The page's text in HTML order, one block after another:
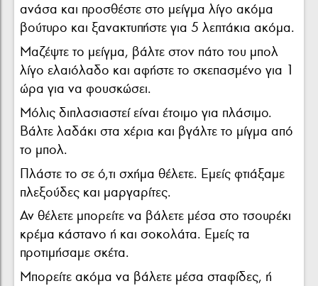
ανάσα και προσθέστε στο μείγμα λίγο ακόμα
βούτυρο και ξανακτυπήστε για 5 λεπτάκια ακόμα.
Μαζέψτε το μείγμα, βάλτε στον πάτο του μπολ
λίγο ελαιόλαδο και αφήστε το σκεπασμένο για 1
ώρα για να φουσκώσει.
Μόλις διπλασιαστεί είναι έτοιμο για πλάσιμο.
Βάλτε λαδάκι στα χέρια και βγάλτε το μίγμα από
το μπολ.
Πλάστε το σε ό,τι σχήμα θέλετε. Εμείς φτιάξαμε
πλεξούδες και μαργαρίτες.
Αν θέλετε μπορείτε να βάλετε μέσα στο τσουρέκι
κρέμα κάστανο ή και σοκολάτα. Εμείς τα
προτιμήσαμε σκέτα.
Μπορείτε ακόμα να βάλετε μέσα σταφίδες, ή